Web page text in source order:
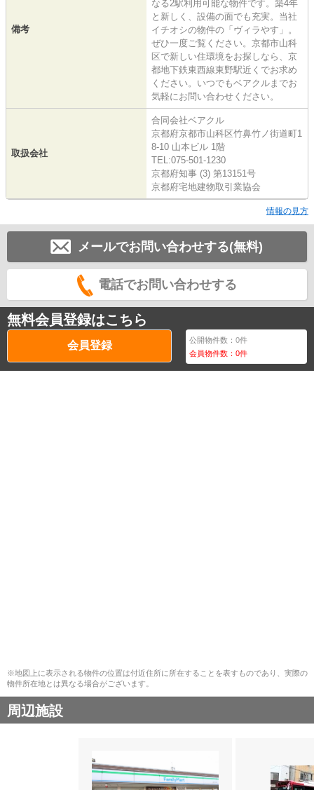
備考
なる2駅利用可能な物件です。築4年
と新しく、設備の面でも充実。当社
イチオシの物件の「ヴィラやす」。
ぜひ一度ご覧ください。京都市山科
区で新しい住環境をお探しなら、京
都地下鉄東西線東野駅近くでお求め
ください。いつでもベアクルまでお
気軽にお問い合わせください。
取扱会社
合同会社ベアクル
京都府京都市山科区竹鼻竹ノ街道町1
8-10 山本ビル 1階
TEL:075-501-1230
京都府知事 (3) 第13151号
京都府宅地建物取引業協会
情報の見方
メールでお問い合わせする(無料)
電話でお問い合わせする
無料会員登録はこちら
会員登録 公開物件数：0件
会員物件数：0件
※地図上に表示される物件の位置は付近住所に所在することを表すものであり、実際の
物件所在地とは異なる場合がございます。
周辺施設